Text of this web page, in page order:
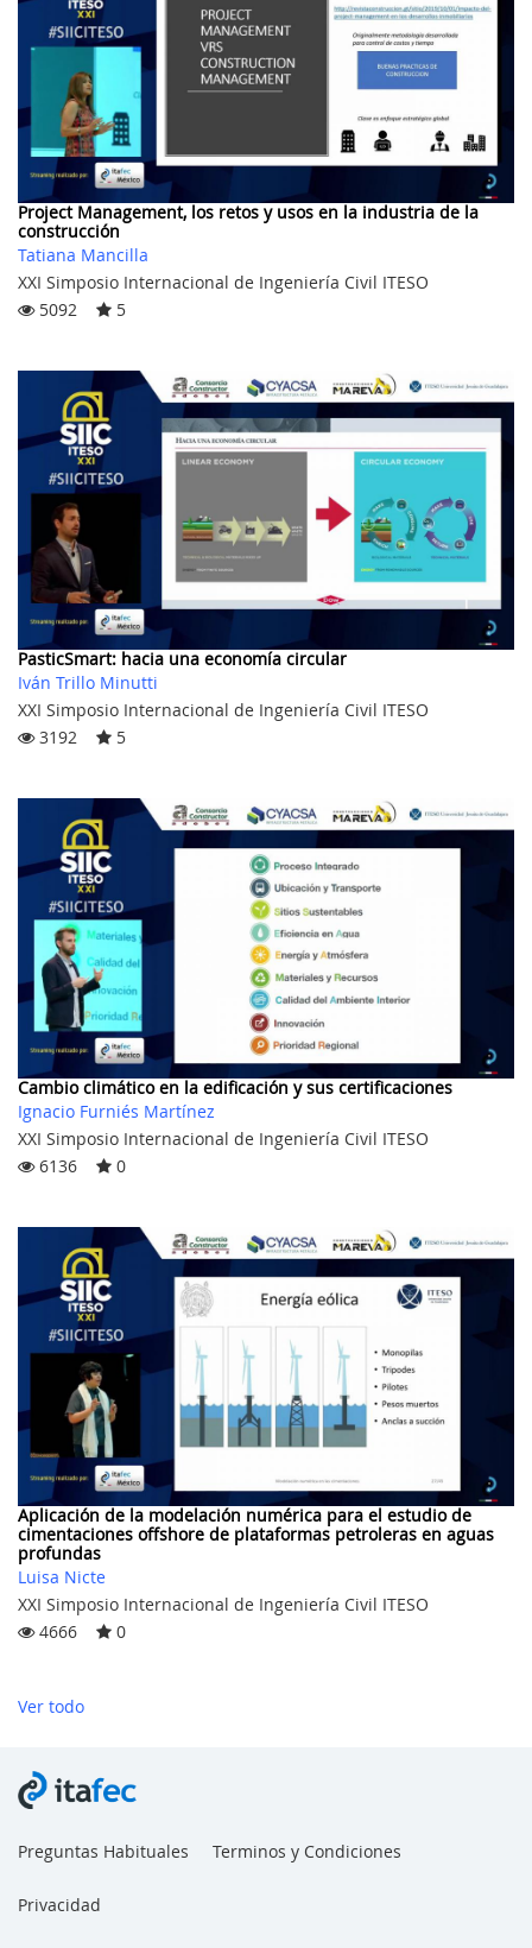
Project Management, los retos y usos en la industria de la
construcción
Tatiana Mancilla
XXI Simposio Internacional de Ingeniería Civil ITESO
5092
5
PasticSmart: hacia una economía circular
Iván Trillo Minutti
XXI Simposio Internacional de Ingeniería Civil ITESO
3192
5
Cambio climático en la edificación y sus certificaciones
Ignacio Furniés Martínez
XXI Simposio Internacional de Ingeniería Civil ITESO
6136
0
Aplicación de la modelación numérica para el estudio de
cimentaciones offshore de plataformas petroleras en aguas
profundas
Luisa Nicte
XXI Simposio Internacional de Ingeniería Civil ITESO
4666
0
Ver todo
Preguntas Habituales Terminos y Condiciones
Privacidad